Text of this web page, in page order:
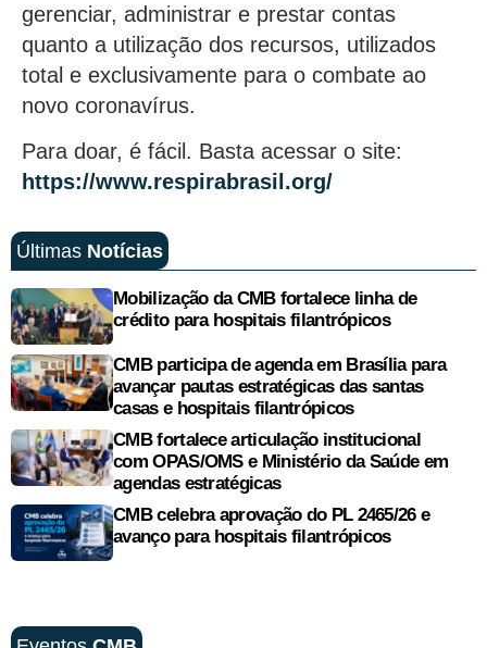
gerenciar, administrar e prestar contas
quanto a utilização dos recursos, utilizados
total e exclusivamente para o combate ao
novo coronavírus.
Para doar, é fácil. Basta acessar o site:
https://www.respirabrasil.org/
Últimas Notícias
Mobilização da CMB fortalece linha de
crédito para hospitais filantrópicos
CMB participa de agenda em Brasília para
avançar pautas estratégicas das santas
casas e hospitais filantrópicos
CMB fortalece articulação institucional
com OPAS/OMS e Ministério da Saúde em
agendas estratégicas
CMB celebra aprovação do PL 2465/26 e
avanço para hospitais filantrópicos